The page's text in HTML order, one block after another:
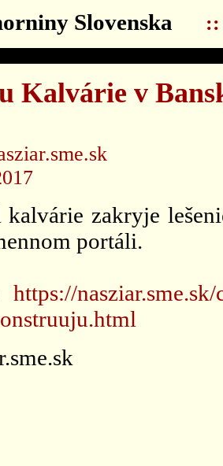
Slovenska ::
Kalvárie v
zakryje
portáli.
https://